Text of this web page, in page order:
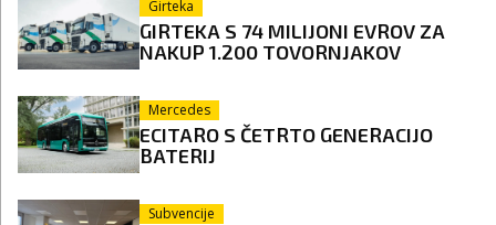
Girteka
GIRTEKA S 74 MILIJONI EVROV ZA
NAKUP 1.200 TOVORNJAKOV
Mercedes
ECITARO S ČETRTO GENERACIJO
BATERIJ
Subvencije